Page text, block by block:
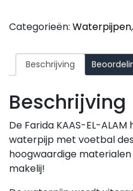
Categorieën: Waterpijpen,
Beschrijving
Beschrijving
De Farida KAAS-EL-
waterpijp met voetbal
hoogwaardige
makelij!